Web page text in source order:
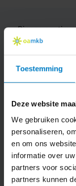
Toestemming
Deze website
We gebruiken
personaliseren,
en om ons
informatie over
partners voor
partners kunnen
Binnen no-time
Stap over
1
Gratis
In een online
jouw huidige
groeiambities.